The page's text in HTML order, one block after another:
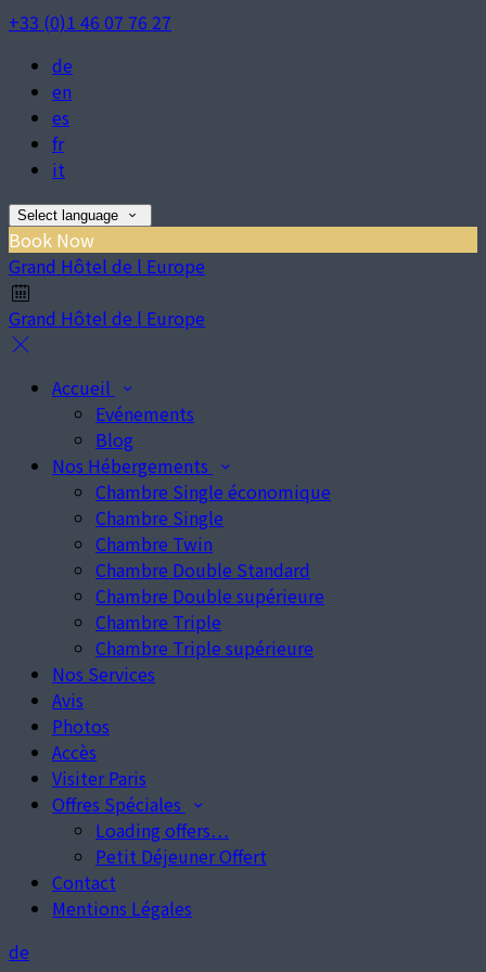
+33 (0)1 46 07 76 27
de
en
es
fr
it
Select language
Book Now
Grand Hôtel de l Europe
Grand Hôtel de l Europe
Accueil
Evénements
Blog
Nos Hébergements
Chambre Single économique
Chambre Single
Chambre Twin
Chambre Double Standard
Chambre Double supérieure
Chambre Triple
Chambre Triple supérieure
Nos Services
Avis
Photos
Accès
Visiter Paris
Offres Spéciales
Loading offers…
Petit Déjeuner Offert
Contact
Mentions Légales
de